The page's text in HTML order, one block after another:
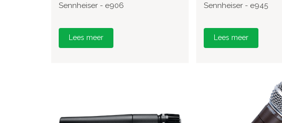
Sennheiser - e906
Lees meer
Sennheiser - e945
Lees meer